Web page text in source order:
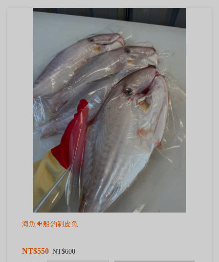
海魚🐠船釣剝皮魚
NT$550 NT$600